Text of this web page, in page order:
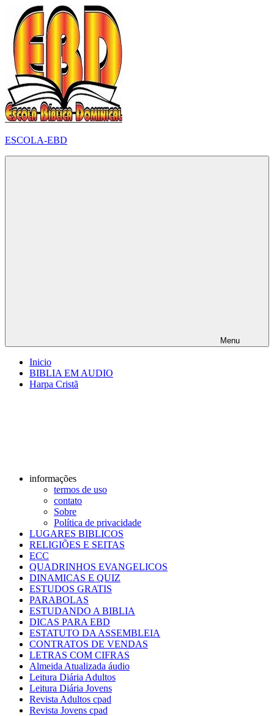
para
conteúdo
ESCOLA-EBD
Menu
Inicio
BIBLIA EM AUDIO
Harpa Cristã
informações
termos de uso
contato
Sobre
Política de privacidade
LUGARES BIBLICOS
RELIGIÕES E SEITAS
ECC
QUADRINHOS EVANGELICOS
DINAMICAS E QUIZ
ESTUDOS GRATIS
PARABOLAS
ESTUDANDO A BIBLIA
DICAS PARA EBD
ESTATUTO DA ASSEMBLEIA
CONTRATOS DE VENDAS
LETRAS COM CIFRAS
Almeida Atualizada áudio
Leitura Diária Adultos
Leitura Diária Jovens
Revista Adultos cpad
Revista Jovens cpad